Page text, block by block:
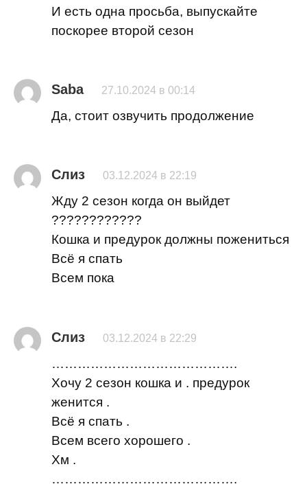
И есть одна просьба, выпускайте
поскорее второй сезон
Saba 27.10.2024 в 00:14
Да, стоит озвучить продолжение
Слиз 03.12.2024 в 22:19
Жду 2 сезон когда он выйдет
????????????
Кошка и предурок должны пожениться
Всё я спать
Всем пока
Слиз 03.12.2024 в 22:29
…………………………………….
Хочу 2 сезон кошка и . предурок
женится .
Всё я спать .
Всем всего хорошего .
Хм .
…………………………………….